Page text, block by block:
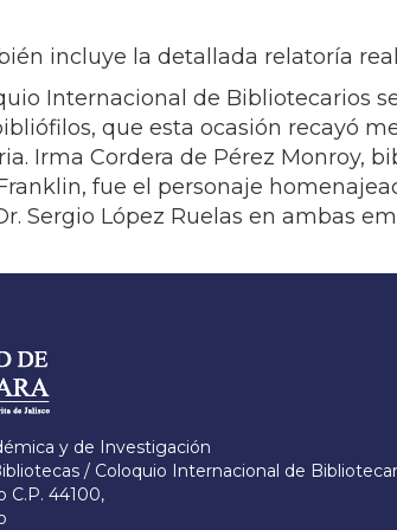
incluye la detallada relatoría
Internacional de Bibliotecarios
que esta ocasión recayó
Irma Cordera de Pérez Monroy,
fue el personaje
Sergio López Ruelas en ambas
portal
y de Investigación
/ Coloquio Internacional de
C.P. 44100,